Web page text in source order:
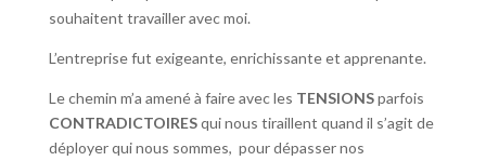
souhaitent travailler avec moi.
L’entreprise fut exigeante, enrichissante et apprenante.
Le chemin m’a amené à faire avec les TENSIONSparfois
CONTRADICTOIRESqui nous tiraillent quand il s’agit de
déployer qui nous sommes, pour dépasser nos